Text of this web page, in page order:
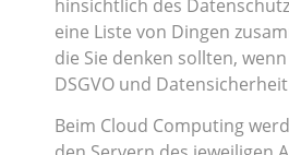
hinsichtlich des
eine Liste von Dingen
die Sie denken sollten, wenn
DSGVO und
Beim Cloud Computing